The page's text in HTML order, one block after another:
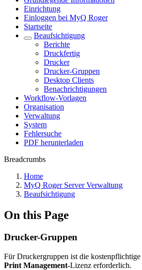
Einrichtung
Einloggen bei MyQ Roger
Startseite
Beaufsichtigung
Berichte
Druckfertig
Drucker
Drucker-Gruppen
Desktop Clients
Benachrichtigungen
Workflow-Vorlagen
Organisation
Verwaltung
System
Fehlersuche
PDF herunterladen
Breadcrumbs
Home
MyQ Roger Server Verwaltung
Beaufsichtigung
On this Page
Drucker-Gruppen
Für Druckergruppen ist die kostenpflichtige
Print Management-Lizenz erforderlich.